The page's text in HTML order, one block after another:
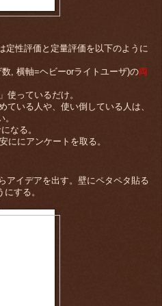
定性評価と定量評価を以下のように
, 横軸=ヘビーorライトユーザ)の両
使っているだけ。
ている人や、使い倒している人は、
なる。
ににアンケートを取る。
アイデアを出す。壁にペタペタ貼る
にする。